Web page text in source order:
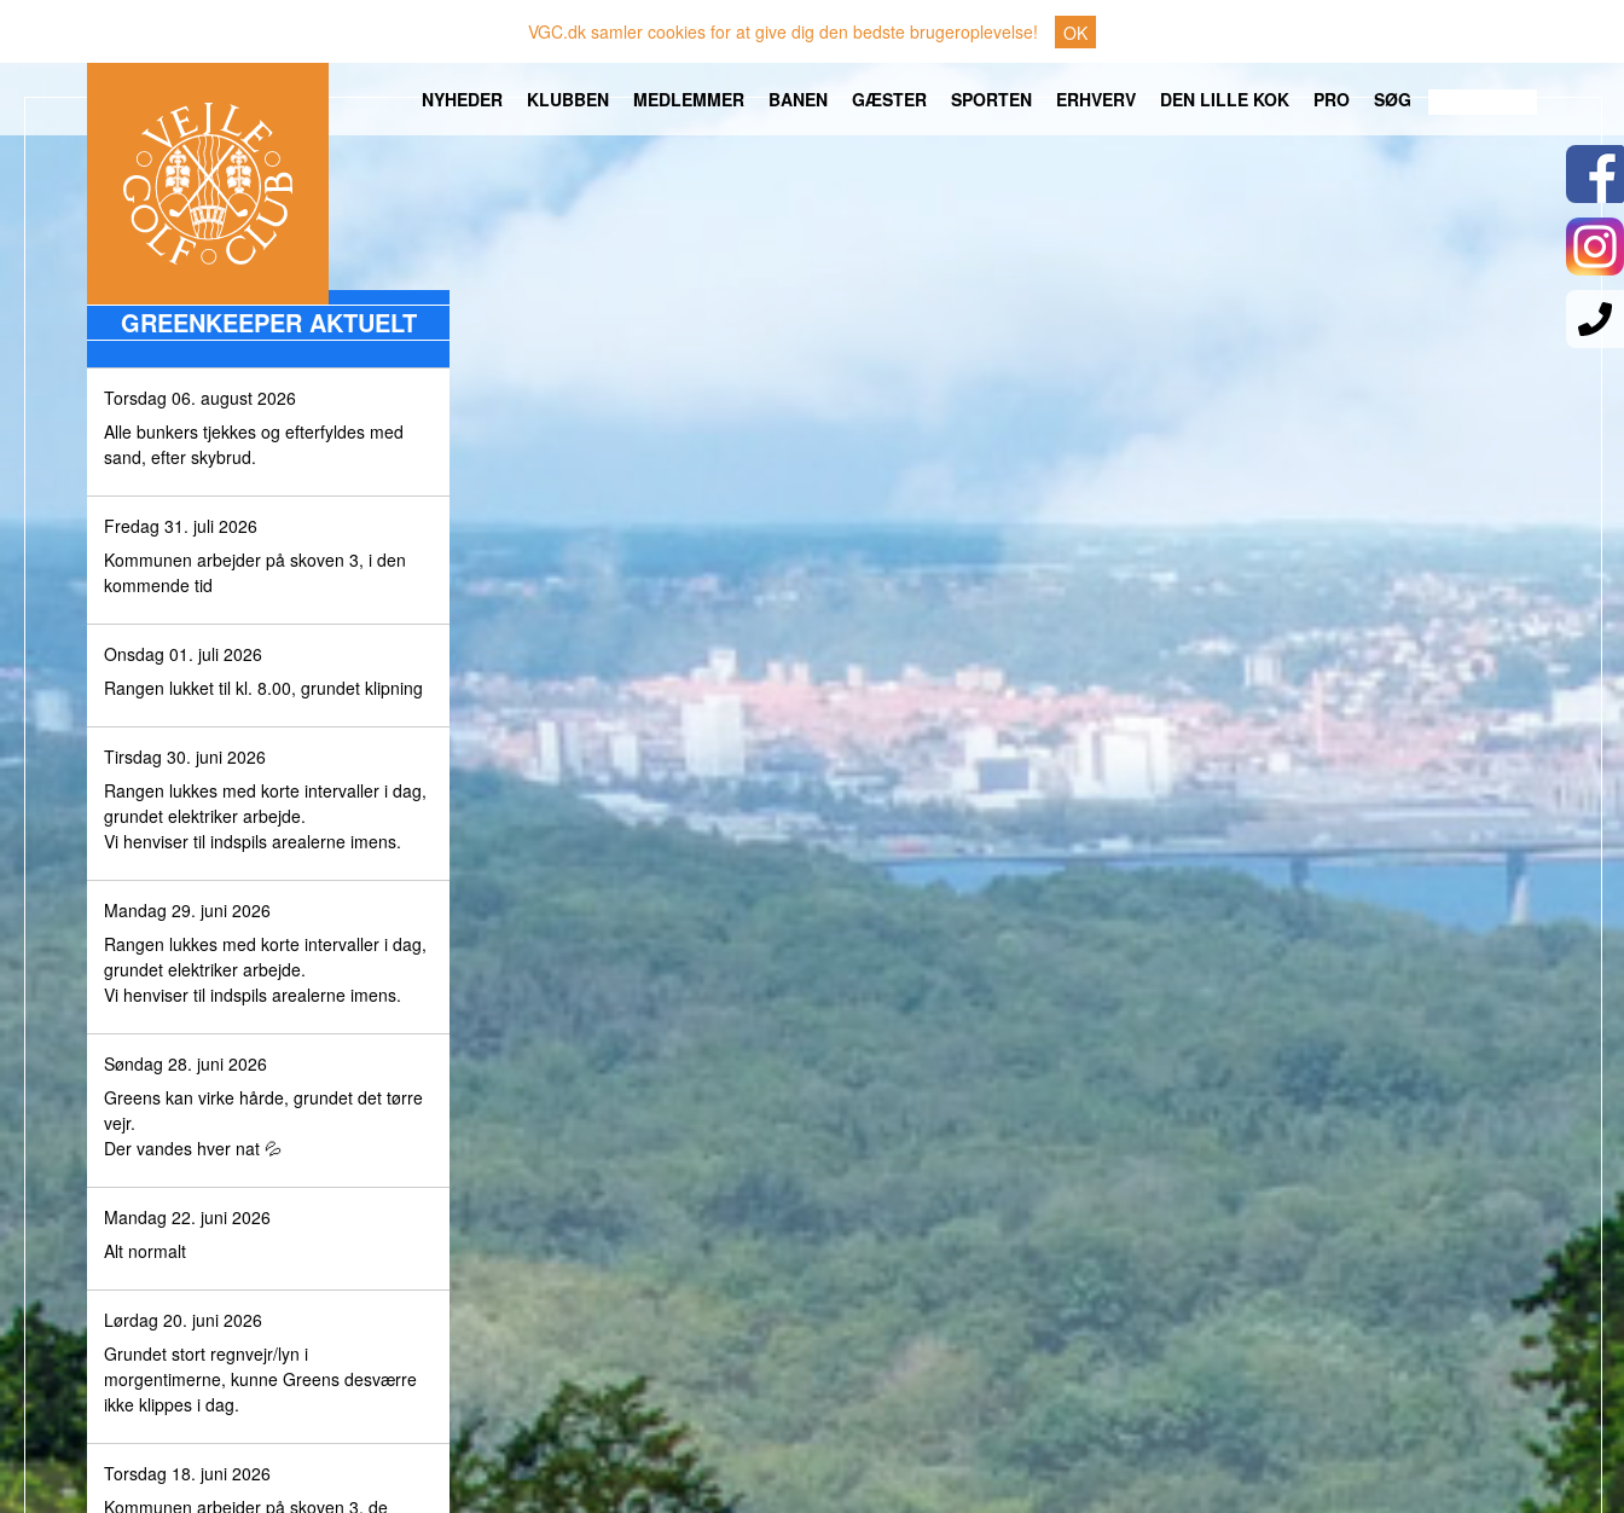
VGC.dk samler cookies for at give dig den bedste brugeroplevelse! OK
NYHEDER KLUBBEN MEDLEMMER BANEN GÆSTER SPORTEN ERHVERV DEN LILLE KOK PRO SØG
Torsdag 06. august 2026
Alle bunkers tjekkes og efterfyldes med
sand, efter skybrud.
Fredag 31. juli 2026
Kommunen arbejder på skoven 3, i den
kommende tid
Onsdag 01. juli 2026
Rangen lukket til kl. 8.00, grundet klipning
Tirsdag 30. juni 2026
Rangen lukkes med korte intervaller i dag,
grundet elektriker arbejde.
Vi henviser til indspils arealerne imens.
Mandag 29. juni 2026
Rangen lukkes med korte intervaller i dag,
grundet elektriker arbejde.
Vi henviser til indspils arealerne imens.
Søndag 28. juni 2026
Greens kan virke hårde, grundet det tørre
vejr.
Der vandes hver nat 💦
Mandag 22. juni 2026
Alt normalt
Lørdag 20. juni 2026
Grundet stort regnvejr/lyn i
morgentimerne, kunne Greens desværre
ikke klippes i dag.
Torsdag 18. juni 2026
Kommunen arbejder på skoven 3, de
GREENKEEPER AKTUELT